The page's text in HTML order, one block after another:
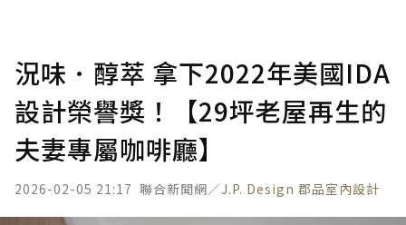
況味．醇萃 拿下2022年美國IDA
設計榮譽獎！【29坪老屋再生的
夫妻專屬咖啡廳】
2026-02-05 21:17 聯合新聞網／J.P. Design 郡品室內設計